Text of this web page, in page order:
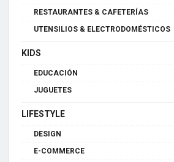
RESTAURANTES & CAFETERÍAS
UTENSILIOS & ELECTRODOMÉSTICOS
KIDS
EDUCACIÓN
JUGUETES
LIFESTYLE
DESIGN
E-COMMERCE